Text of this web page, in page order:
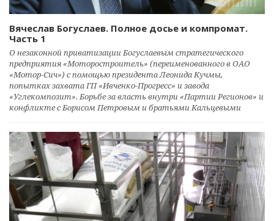
Вячеслав Богуслаев. Полное досье и компромат.
Часть 1
О незаконной приватизации Богуслаевым стратегического
предприятия «Моторостроитель» (переименованного в ОАО
«Мотор-Сич») с помощью президента Леонида Кучмы,
попытках захвата ГП «Ивченко-Прогресс» и завода
«Углекомпозит». Борьбе за власть внутри «Партии Регионов» и
конфликте с Борисом Петровым и братьями Кальцевыми